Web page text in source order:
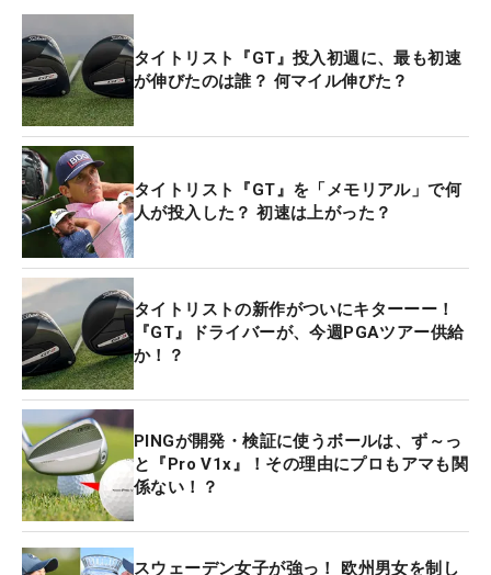
タイトリスト『GT』投入初週に、最も初速
が伸びたのは誰？ 何マイル伸びた？
タイトリスト『GT』を「メモリアル」で何
人が投入した？ 初速は上がった？
タイトリストの新作がついにキターーー！
『GT』ドライバーが、今週PGAツアー供給
か！？
PINGが開発・検証に使うボールは、ず～っ
と『Pro V1x』！その理由にプロもアマも関
係ない！？
スウェーデン女子が強っ！ 欧州男女を制し